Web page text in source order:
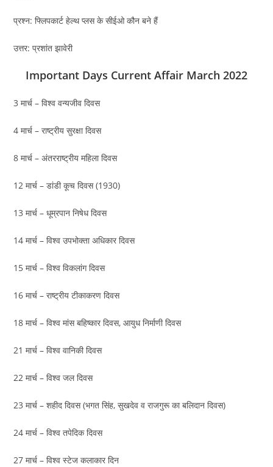
प्रश्न: फ्लिपकार्ट हेल्थ प्लस के सीईओ कौन बने हैं
उत्तर: प्रशांत झावेरी
Important Days Current Affair March 2022
3 मार्च – विश्‍व वन्‍यजीव दिवस
4 मार्च – राष्ट्रीय सुरक्षा दिवस
8 मार्च – अंतरराष्ट्रीय महिला दिवस
12 मार्च – डांडी कूच दिवस (1930)
13 मार्च – धूम्रपान निषेध दिवस
14 मार्च – विश्‍व उपभोक्‍ता अधिकार दिवस
15 मार्च – विश्व विकलांग दिवस
16 मार्च – राष्ट्रीय टीकाकरण दिवस
18 मार्च – विश्‍व मांस बहिष्‍कार दिवस, आयुध निर्माणी दिवस
21 मार्च – विश्‍व वानिकी दिवस
22 मार्च – विश्व जल दिवस
23 मार्च – श‍हीद दिवस (भगत सिंह, सुखदेव व राजगुरू का बलिदान दिवस)
24 मार्च – विश्‍व तपेदिक दिवस
27 मार्च – विश्व स्टेज कलाकार दिन